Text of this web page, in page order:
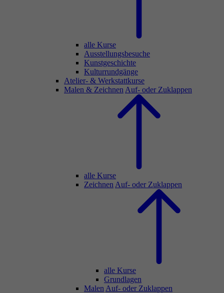
alle Kurse
Ausstellungsbesuche
Kunstgeschichte
Kulturrundgänge
Atelier- & Werkstattkurse
Malen & Zeichnen Auf- oder Zuklappen
alle Kurse
Zeichnen Auf- oder Zuklappen
alle Kurse
Grundlagen
Malen Auf- oder Zuklappen